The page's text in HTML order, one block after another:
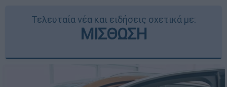
Τελευταία νέα και ειδήσεις σχετικά με:
ΜΙΣΘΩΣΗ